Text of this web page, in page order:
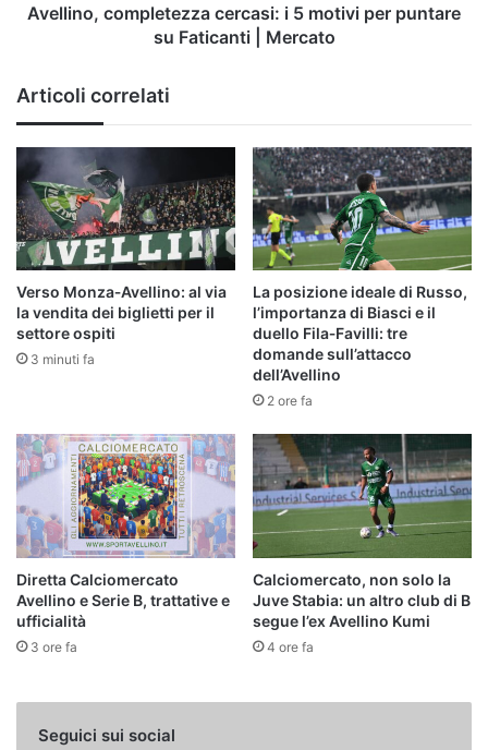
Faticanti
Avellino, completezza cercasi: i 5 motivi per puntare
su Faticanti | Mercato
Articoli correlati
Verso Monza‑Avellino: al via
la vendita dei biglietti per il
settore ospiti
3 minuti fa
La posizione ideale di Russo,
l’importanza di Biasci e il
duello Fila‑Favilli: tre
domande sull’attacco
dell’Avellino
2 ore fa
Diretta Calciomercato
Avellino e Serie B, trattative e
ufficialità
3 ore fa
Calciomercato, non solo la
Juve Stabia: un altro club di B
segue l’ex Avellino Kumi
4 ore fa
Seguici sui social